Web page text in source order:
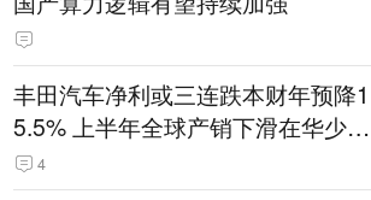
丰田汽车净利或三连跌本财年预降1
5.5% 上半年全球产销下滑在华少卖
14.3万辆
4